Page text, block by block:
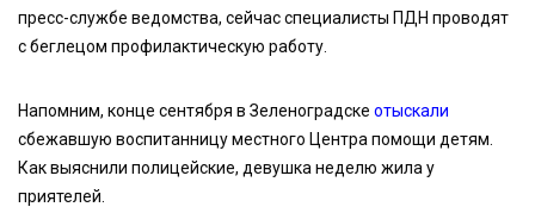
пресс-службе ведомства, сейчас специалисты ПДН проводят
с беглецом профилактическую работу.
Напомним, конце сентября в Зеленоградске отыскали
сбежавшую воспитанницу местного Центра помощи детям.
Как выяснили полицейские, девушка неделю жила у
приятелей.